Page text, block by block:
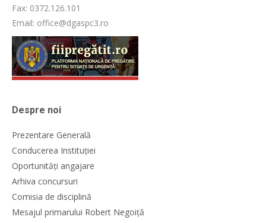
Fax: 0372.126.101
Email: office@dgaspc3.ro
Despre noi
Prezentare Generală
Conducerea Instituției
Oportunități angajare
Arhiva concursuri
Comisia de disciplină
Mesajul primarului Robert Negoiță